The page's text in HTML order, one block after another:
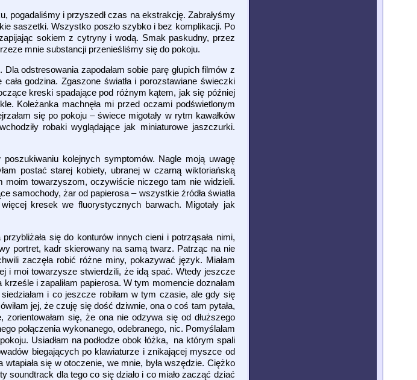
pogadaliśmy i przyszedł czas na ekstrakcję. Zabrałyśmy
saszetki. Wszystko poszło szybko i bez komplikacji. Po
sokiem z cytryny i wodą. Smak paskudny, przez
mnie substancji przenieśliśmy się do pokoju.
odstresowania zapodałam sobie parę głupich filmów z
godzina. Zgaszone światła i porozstawiane świeczki
kreski spadające pod różnym kątem, jak się później
Koleżanka machnęła mi przed oczami podświetlonym
się po pokoju – świece migotały w rytm kawałków
robaki wyglądające jak miniaturowe jaszczurki.
kolejnych symptomów. Nagle moją uwagę
postać starej kobiety, ubranej w czarną wiktoriańską
moim towarzyszom, oczywiście niczego tam nie widzieli.
samochody, żar od papierosa – wszystkie źródła światła
kresek we fluorystycznych barwach. Migotały jak
się do konturów innych cieni i potrząsała nimi,
portret, kadr skierowany na samą twarz. Patrząc na nie
zaczęła robić różne miny, pokazywać język. Miałam
i moi towarzysze stwierdzili, że idą spać. Wtedy jeszcze
i zapaliłam papierosa. W tym momencie doznałam
i co jeszcze robiłam w tym czasie, ale gdy się
jej, że czuję się dość dziwnie, ona o coś tam pytała,
się, że ona nie odzywa się od dłuższego
połączenia wykonanego, odebranego, nic. Pomyślałam
Usiadłam na podłodze obok łóżka, na którym spali
biegających po klawiaturze i znikającej myszce od
się w otoczenie, we mnie, była wszędzie. Ciężko
soundtrack dla tego co się działo i co miało zacząć dziać